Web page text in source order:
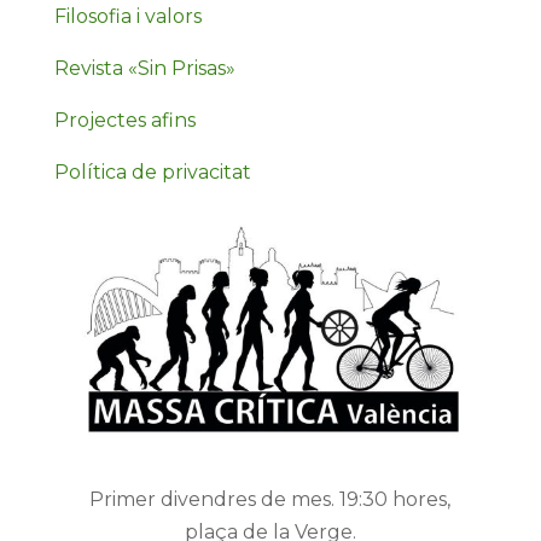
Filosofia i valors
Revista «Sin Prisas»
Projectes afins
Política de privacitat
Primer divendres de mes. 19:30 hores,
plaça de la Verge.